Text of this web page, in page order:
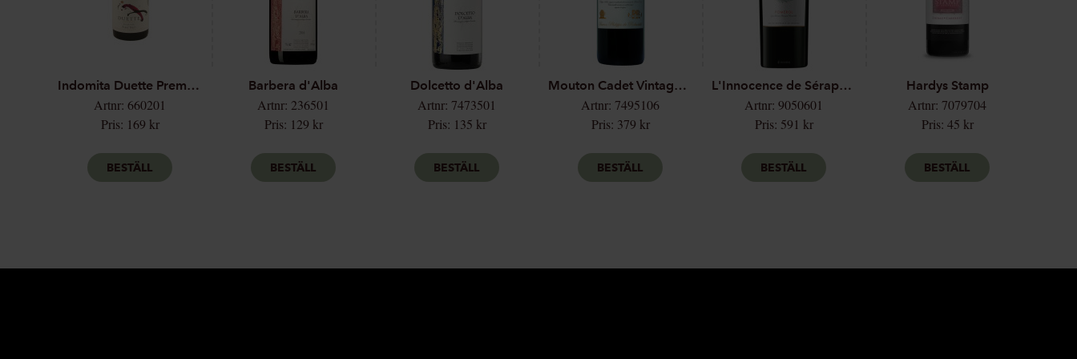
Indomita Duette Premium Pinot Noir
Artnr: 660201
Pris: 169 kr
BESTÄLL
Barbera d'Alba
Artnr: 236501
Pris: 129 kr
BESTÄLL
Dolcetto d'Alba
Artnr: 7473501
Pris: 135 kr
BESTÄLL
Mouton Cadet Vintage Edition Magnum
Artnr: 7495106
Pris: 379 kr
BESTÄLL
L'Innocence de Séraphine
Artnr: 9050601
Pris: 591 kr
BESTÄLL
Hardys Stamp
Artnr: 7079704
Pris: 45 kr
BESTÄLL